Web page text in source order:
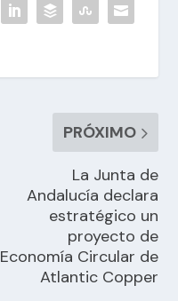
PRÓXIMO
La Junta de
Andalucía declara
estratégico un
proyecto de
Economía Circular de
Atlantic Copper